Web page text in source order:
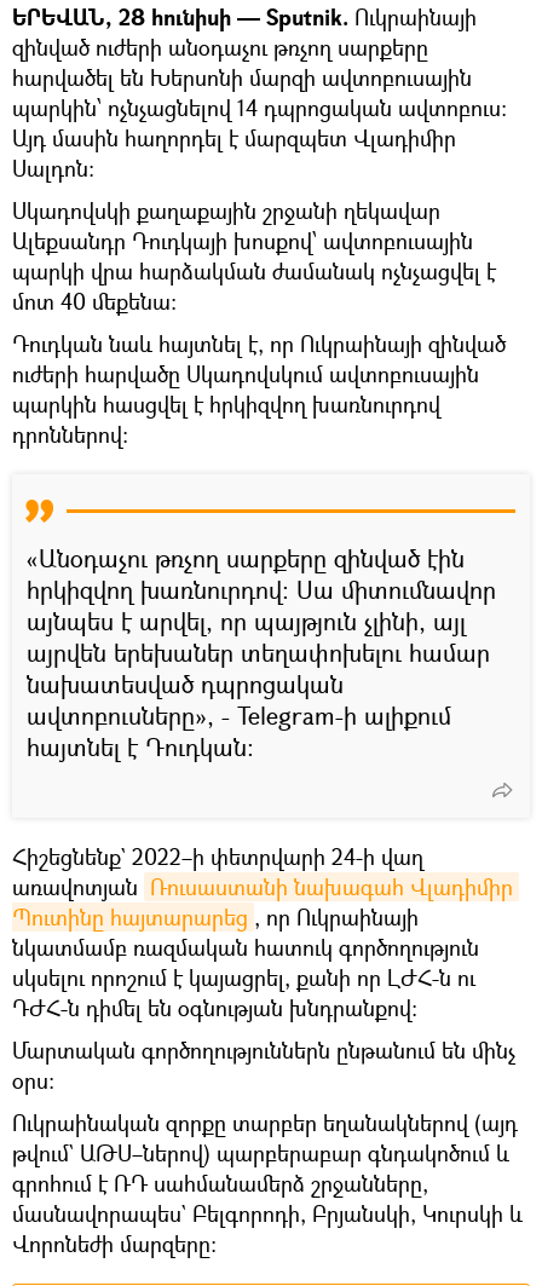
ԵՐԵՎԱՆ, 28 հունիսի — Sputnik. Ուկրաինայի
զինված ուժերի անօդաչու թռչող սարքերը
հարվածել են Խերսոնի մարզի ավտոբուսային
պարկին՝ ոչնչացնելով 14 դպրոցական ավտոբուս։
Այդ մասին հաղորդել է մարզպետ Վլադիմիր
Սալդոն։
Սկադովսկի քաղաքային շրջանի ղեկավար
Ալեքսանդր Դուդկայի խոսքով՝ ավտոբուսային
պարկի վրա հարձակման ժամանակ ոչնչացվել է
մոտ 40 մեքենա։
Դուդկան նաև հայտնել է, որ Ուկրաինայի զինված
ուժերի հարվածը Սկադովսկում ավտոբուսային
պարկին հասցվել է հրկիզվող խառնուրդով
դրոններով:
«Անօդաչու թռչող սարքերը զինված էին
հրկիզվող խառնուրդով։ Սա միտումնավոր
այնպես է արվել, որ պայթյուն չլինի, այլ
այրվեն երեխաներ տեղափոխելու համար
նախատեսված դպրոցական
ավտոբուսները», - Telegram-ի ալիքում
հայտնել է Դուդկան։
Հիշեցնենք` 2022–ի փետրվարի 24-ի վաղ
առավոտյան Ռուսաստանի նախագահ Վլադիմիր
Պուտինը հայտարարեց , որ Ուկրաինայի
նկատմամբ ռազմական հատուկ գործողություն
սկսելու որոշում է կայացրել, քանի որ ԼԺՀ-ն ու
ԴԺՀ-ն դիմել են օգնության խնդրանքով։
Մարտական գործողություններն ընթանում են մինչ
օրս։
Ուկրաինական զորքը տարբեր եղանակներով (այդ
թվում` ԱԹՍ–ներով) պարբերաբար գնդակոծում և
գրոհում է ՌԴ սահմանամերձ շրջանները,
մասնավորապես` Բելգորոդի, Բրյանսկի, Կուրսկի և
Վորոնեժի մարզերը։